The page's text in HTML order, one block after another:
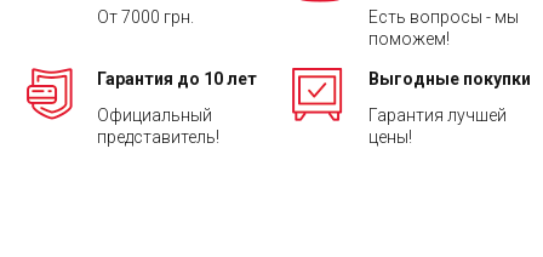
От 7000 грн.
Есть вопросы - мы
поможем!
Гарантия до 10 лет
Официальный
представитель!
Выгодные покупки
Гарантия лучшей
цены!